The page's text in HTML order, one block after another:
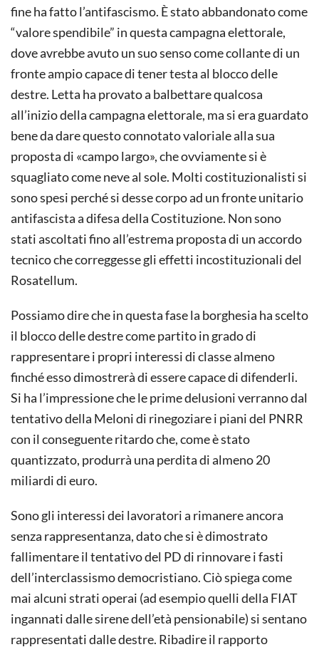
fine ha fatto l’antifascismo. È stato abbandonato come
“valore spendibile” in questa campagna elettorale,
dove avrebbe avuto un suo senso come collante di un
fronte ampio capace di tener testa al blocco delle
destre. Letta ha provato a balbettare qualcosa
all’inizio della campagna elettorale, ma si era guardato
bene da dare questo connotato valoriale alla sua
proposta di «campo largo», che ovviamente si è
squagliato come neve al sole. Molti costituzionalisti si
sono spesi perché si desse corpo ad un fronte unitario
antifascista a difesa della Costituzione. Non sono
stati ascoltati fino all’estrema proposta di un accordo
tecnico che correggesse gli effetti incostituzionali del
Rosatellum.
Possiamo dire che in questa fase la borghesia ha scelto
il blocco delle destre come partito in grado di
rappresentare i propri interessi di classe almeno
finché esso dimostrerà di essere capace di difenderli.
Si ha l’impressione che le prime delusioni verranno dal
tentativo della Meloni di rinegoziare i piani del PNRR
con il conseguente ritardo che, come è stato
quantizzato, produrrà una perdita di almeno 20
miliardi di euro.
Sono gli interessi dei lavoratori a rimanere ancora
senza rappresentanza, dato che si è dimostrato
fallimentare il tentativo del PD di rinnovare i fasti
dell’interclassismo democristiano. Ciò spiega come
mai alcuni strati operai (ad esempio quelli della FIAT
ingannati dalle sirene dell’età pensionabile) si sentano
rappresentati dalle destre. Ribadire il rapporto